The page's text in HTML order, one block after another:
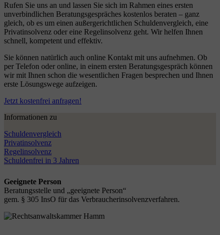
Rufen Sie uns an und lassen Sie sich im Rahmen eines ersten
unverbindlichen Beratungsgespräches kostenlos beraten – ganz
gleich, ob es um einen außergerichtlichen Schuldenvergleich, eine
Privatinsolvenz oder eine Regelinsolvenz geht. Wir helfen Ihnen
schnell, kompetent und effektiv.
Sie können natürlich auch online Kontakt mit uns aufnehmen. Ob
per Telefon oder online, in einem ersten Beratungsgespräch können
wir mit Ihnen schon die wesentlichen Fragen besprechen und Ihnen
erste Lösungswege aufzeigen.
Jetzt kostenfrei anfragen!
Informationen zu
Schuldenvergleich
Privatinsolvenz
Regelinsolvenz
Schuldenfrei in 3 Jahren
Geeignete Person
Beratungsstelle und „geeignete Person“
gem. § 305 InsO für das Verbraucherinsolvenzverfahren.